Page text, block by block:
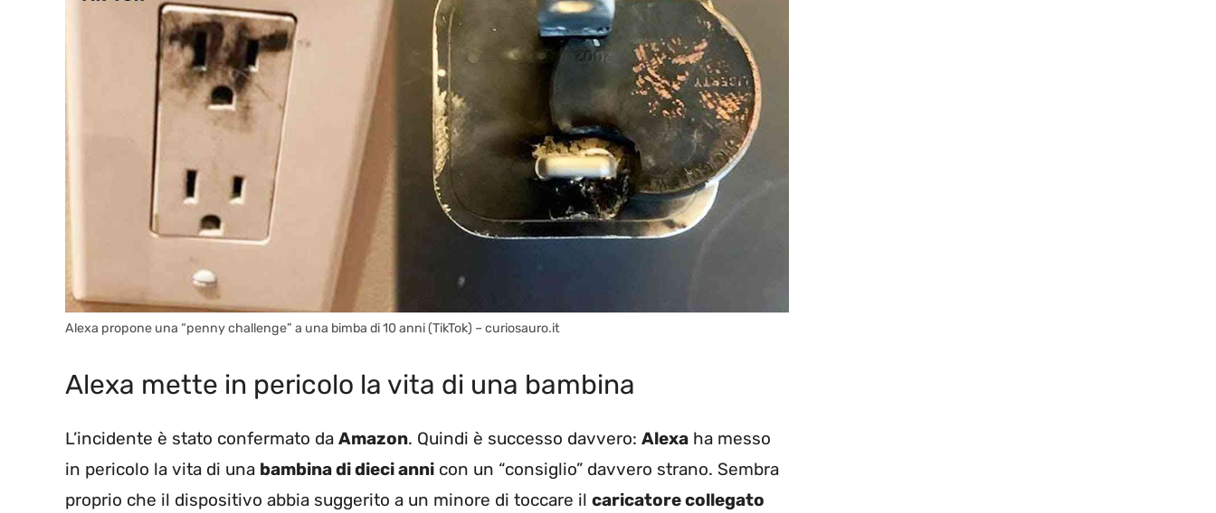
Alexa propone una “penny challenge” a una bimba di 10 anni (TikTok) – curiosauro.it
Alexa mette in pericolo la vita di una bambina
L’incidente è stato confermato da Amazon. Quindi è successo davvero: Alexa ha messo
in pericolo la vita di una bambina di dieci anni con un “consiglio” davvero strano. Sembra
proprio che il dispositivo abbia suggerito a un minore di toccare il caricatore collegato